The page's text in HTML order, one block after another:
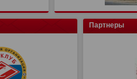
Партнеры